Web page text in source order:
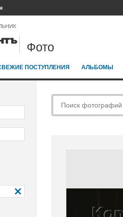
Фото
ПОСТУПЛЕНИЯ АЛЬБОМЫ